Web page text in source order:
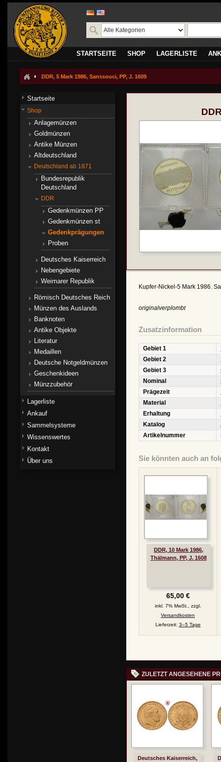
STARTSEITE SHOP LAGERLISTE
DDR, 5 Mark 1986, Sanssouci, PP, J. 1609
Kupfer-Nickel-5 Mark 1986.
originalverplombt
Zusatzinformation
Gebiet 1
Gebiet 2
Gebiet 3
Nominal
Prägezeit
Material
Erhaltung
Katalog
Artikelnummer
Sie könnten auch an
DDR, 10 Mark 1986,
Thälmann, PP, J. 1608
65,00 €
inkl. 7% MwSt., zzgl.
Versandkosten
Lieferzeit: 3–5 Tage
ZULETZT ANGESEHENE
Deutsches Kaiserreich,
Startseite
Shop
Anlagemünzen
Goldmünzen
Antike Münzen
Altdeutschland
Deutschland ab 1871
Bundesrepublik
Deutschland
DDR
Gedenkmünzen PP
Gedenkmünzen st
Gedenkprägungen
Proben
Deutsches Kaiserreich
Nebengebiete
Weimarer Republik
Römisch Deutsches Reich
Münzen des Auslands
Banknoten
Antike Objekte
Literatur
Medaillen
Deutsche Notgeldmünzen
Geschenkideen
Münzzubehör
Lagerliste
Ankauf
Sammelsysteme
Wissenswertes
Kontakt
Über uns